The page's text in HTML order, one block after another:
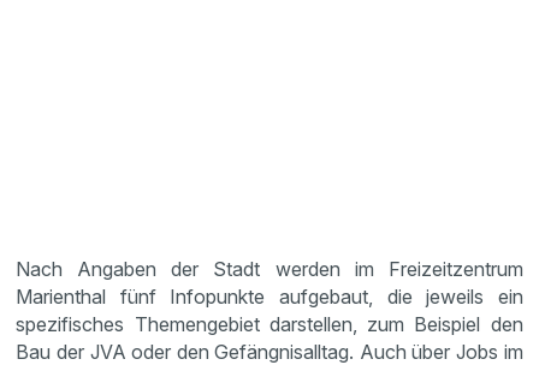
Nach Angaben der Stadt werden im Freizeitzentrum
Marienthal fünf Infopunkte aufgebaut, die jeweils ein
spezifisches Themengebiet darstellen, zum Beispiel den
Bau der JVA oder den Gefängnisalltag. Auch über Jobs im